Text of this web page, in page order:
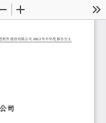
Zoom
软件股份有限公司 2022 年半年度报告全文
司